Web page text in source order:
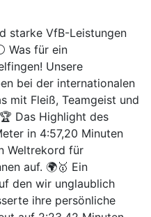
starke VfB-Leistungen
Was für ein
Unsere
bei der internationalen
mit Fleiß, Teamgeist und
Das Highlight des
in 4:57,20 Minuten
Weltrekord für
auf. 🌍🥇 Ein
den wir unglaublich
ihre persönliche